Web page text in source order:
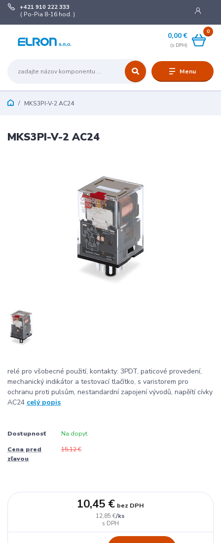
Menu
+421 910 222 333
( Po-Pia 8-16 hod. )
0
0,00 €
MKS3PI-V-2 AC24
MKS3PI-V-2 AC24
relé pro všobecné použití, kontakty: 3PDT, paticové provedení,
mechanický indikátor a testovací tlačítko, s varistorem pro
ochranu proti pulsům, nestandardní zapojení vývodů, napěítí cívky
AC24 celý popis
Dostupnosť Na dopyt
Cena pred
zľavou
15,12 €
12,85 €/ks
10,45 € bez DPH